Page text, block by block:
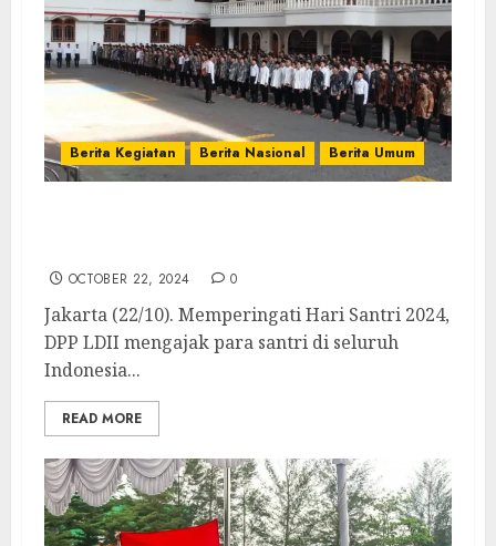
Berita Kegiatan Berita Nasional Berita Umum
OCTOBER 22, 2024 0
Jakarta (22/10). Memperingati Hari Santri 2024,
DPP LDII mengajak para santri di seluruh
Indonesia...
READ MORE